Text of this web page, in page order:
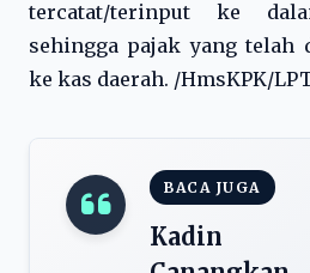
tercatat/terinput ke
sehingga pajak yang telah
ke kas daerah. /HmsKPK/
BACA JUGA
Kadin